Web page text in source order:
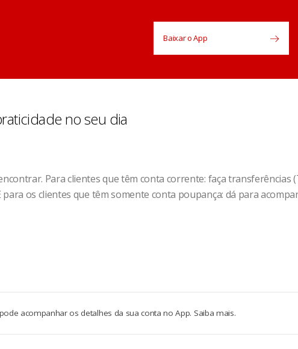
Baixar o App
no seu dia
Para clientes que têm conta corrente: faça transferências
os clientes que têm somente conta poupança: dá para
acompanhar os detalhes da sua conta no App. Saiba mais.